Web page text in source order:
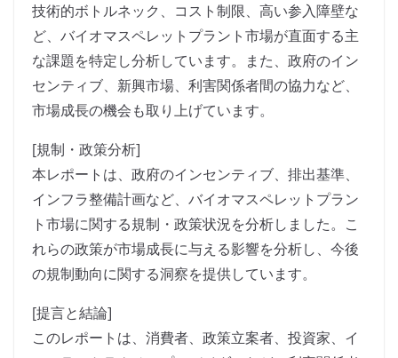
技術的ボトルネック、コスト制限、高い参入障壁な
ど、バイオマスペレットプラント市場が直面する主
な課題を特定し分析しています。また、政府のイン
センティブ、新興市場、利害関係者間の協力など、
市場成長の機会も取り上げています。
[規制・政策分析]
本レポートは、政府のインセンティブ、排出基準、
インフラ整備計画など、バイオマスペレットプラン
ト市場に関する規制・政策状況を分析しました。こ
れらの政策が市場成長に与える影響を分析し、今後
の規制動向に関する洞察を提供しています。
[提言と結論]
このレポートは、消費者、政策立案者、投資家、イ